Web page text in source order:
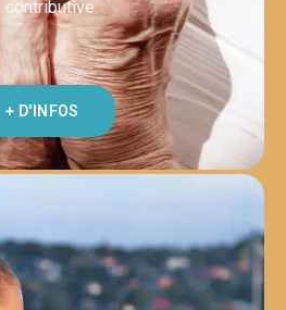
contributive.
+ D'INFOS